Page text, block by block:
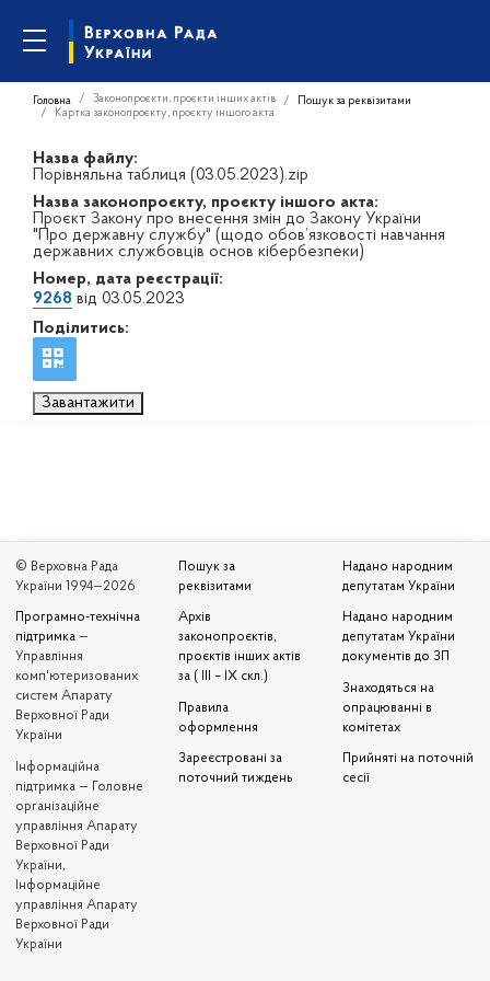
Головна Законопроєкти, проєкти інших актів
Пошук за реквізитами
Картка законопроєкту, проєкту іншого акта
Назва файлу:
Порівняльна таблиця (03.05.2023).zip
Назва законопроєкту, проєкту іншого акта:
Проєкт Закону про внесення змін до Закону України
"Про державну службу" (щодо обов’язковості навчання
державних службовців основ кібербезпеки)
Номер, дата реєстрації:
9268 від 03.05.2023
Поділитись:
Завантажити
© Верховна Рада
України 1994—2026
Програмно-технічна
підтримка —
Управління
комп'ютеризованих
систем Апарату
Верховної Ради
України
Iнформаційна
підтримка — Головне
організаційне
управління Апарату
Верховної Ради
України,
Інформаційне
управління Апарату
Верховної Ради
України
Пошук за
реквізитами
Архів
законопроєктів,
проєктів інших актів
за ( III – IX скл.)
Правила
оформлення
Зареєстровані за
поточний тиждень
Надано народним
депутатам України
Надано народним
депутатам України
документів до ЗП
Знаходяться на
опрацюванні в
комітетах
Прийняті на поточній
сесії